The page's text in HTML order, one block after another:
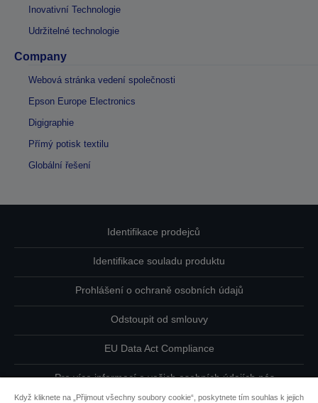
Inovativní Technologie
Udržitelné technologie
Company
Webová stránka vedení společnosti
Epson Europe Electronics
Digigraphie
Přímý potisk textilu
Globální řešení
Identifikace prodejců
Identifikace souladu produktu
Prohlášení o ochraně osobních údajů
Odstoupit od smlouvy
EU Data Act Compliance
Pro více informací o vašich osobních údajích nás
Když kliknete na „Přijmout všechny soubory cookie“, poskytnete tím souhlas k jejich